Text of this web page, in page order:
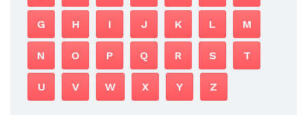
G H I J K L M
N O P Q R S T
U V W X Y Z